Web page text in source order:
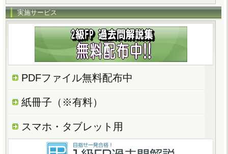
実施サービス
PDFファイル無料配布中
紙冊子（※有料）
スマホ・タブレット用